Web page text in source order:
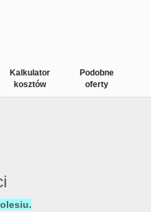
Kalkulator
kosztów
Podobne
oferty